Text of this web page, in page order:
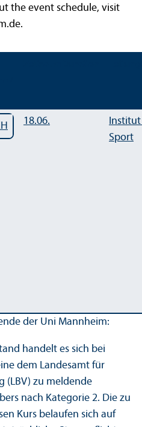
the event schedule, visit
18.06.
Sport
der Uni Mannheim:
handelt es sich bei
dem Landesamt für
(LBV) zu meldende
nach Kategorie 2. Die zu
Kurs belaufen sich auf